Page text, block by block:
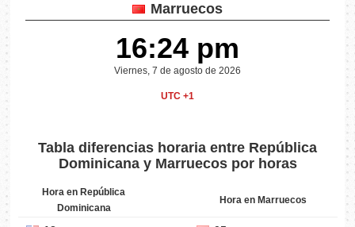
Marruecos
16:24 pm
Viernes, 7 de agosto de 2026
UTC +1
Tabla diferencias horaria entre República
Dominicana y Marruecos por horas
Hora en República
Dominicana
Hora en Marruecos